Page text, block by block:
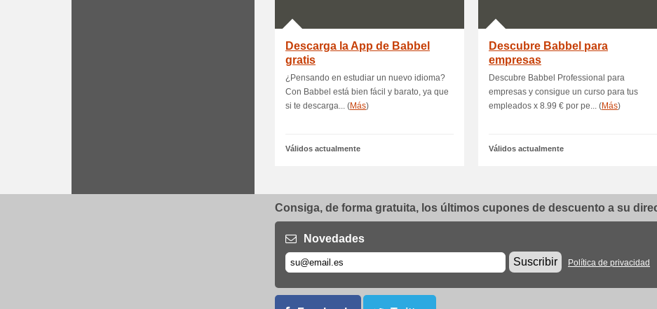
Descarga la App de Babbel
gratis
¿Pensando en estudiar un nuevo idioma?
Con Babbel está bien fácil y barato, ya que
si te descarga... (Más)
Válidos actualmente
Descubre Babbel para
empresas
Descubre Babbel Professional para
empresas y consigue un curso para tus
empleados x 8.99 € por pe... (Más)
Válidos actualmente
Consiga, de forma gratuita, los últimos cupones de descuento a su
Novedades
Suscribir
Política de privacidad